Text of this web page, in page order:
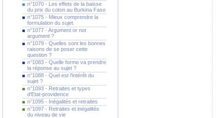
n°1070 - Les effets de la baisse
du prix du coton au Burkina Faso
n°1075 - Mieux comprendre la
formulation du sujet.
n°1077 - Argument or not
argument ?
n°1079 - Quelles sont les bonnes
raisons de se poser cette
question ?
n°1083 - Quelle forme va prendre
la réponse au sujet ?
n°1088 - Quel est l'intérêt du
sujet ?
n°1093 - Retraites et types
d'Etat-providence
n°1095 - Inégalités et retraites
n°1097 - Retraites et inégalités
du niveau de vie